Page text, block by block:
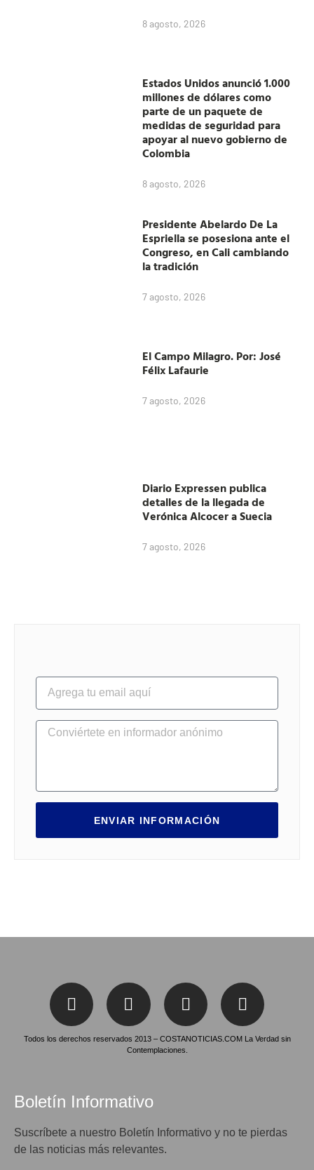
8 agosto, 2026
Estados Unidos anunció 1.000
millones de dólares como
parte de un paquete de
medidas de seguridad para
apoyar al nuevo gobierno de
Colombia
8 agosto, 2026
Presidente Abelardo De La
Espriella se posesiona ante el
Congreso, en Cali cambiando
la tradición
7 agosto, 2026
El Campo Milagro. Por: José
Félix Lafaurie
7 agosto, 2026
Diario Expressen publica
detalles de la llegada de
Verónica Alcocer a Suecia
7 agosto, 2026
ENVIAR INFORMACIÓN
Todos los derechos reservados 2013 – COSTANOTICIAS.COM La Verdad sin
Contemplaciones.
Boletín Informativo
Suscríbete a nuestro Boletín Informativo y no te pierdas
de las noticias más relevantes.